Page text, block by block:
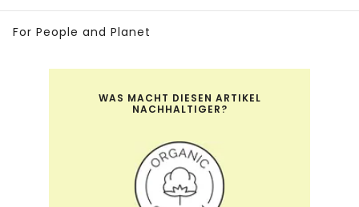
For People and Planet
WAS MACHT DIESEN ARTIKEL
NACHHALTIGER?